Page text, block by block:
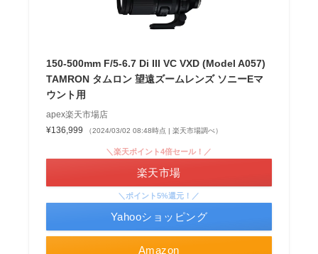
150-500mm F/5-6.7 Di III VC VXD (Model A057)
TAMRON タムロン 望遠ズームレンズ ソニーEマ
ウント用
apex楽天市場店
¥136,999
（2024/03/02 08:48時点 | 楽天市場調べ）
Amazon
＼楽天ポイント4倍セール！／
楽天市場
＼ポイント5%還元！／
Yahooショッピング